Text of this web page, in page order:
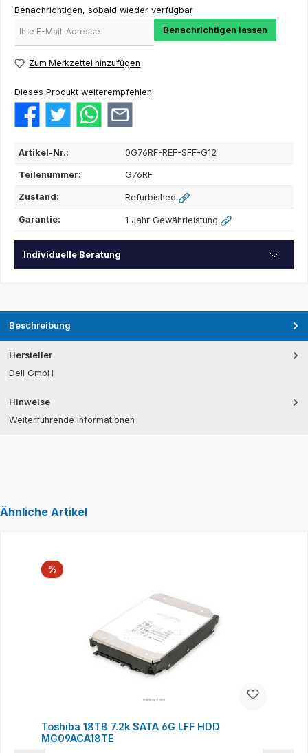
Benachrichtigen, sobald wieder verfügbar
Benachrichtigen lassen
Zum Merkzettel hinzufügen
Dieses Produkt weiterempfehlen:
Artikel-Nr.: 0G76RF-REF-SFF-G12
Teilenummer: G76RF
Zustand: Refurbished
Garantie: 1 Jahr Gewährleistung
Individuelle Beratung
Beschreibung
Hersteller
Dell GmbH
Hinweise
Weiterführende Informationen
Ähnliche Artikel
%Rabatt
Toshiba 18TB 7.2k SATA 6G LFF HDD
MG09ACA18TE